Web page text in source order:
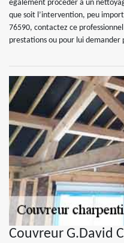
également procéder à un
que soit l’intervention, peu
76590, contactez ce
prestations ou pour lui demander
Couvreur G.David